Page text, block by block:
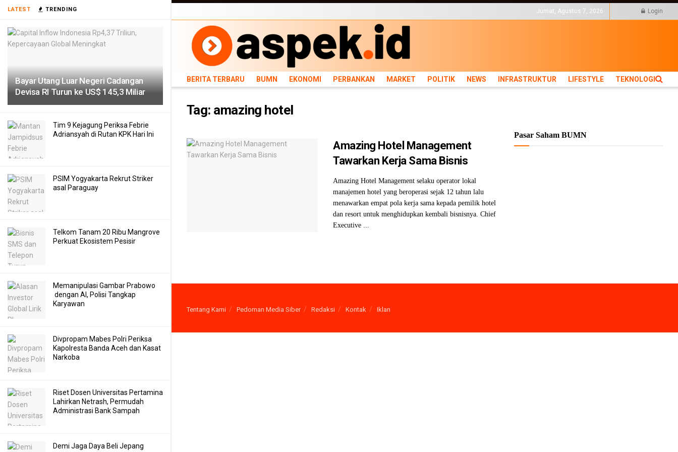
LATEST TRENDING
Bayar Utang Luar Negeri Cadangan
Devisa RI Turun ke US$ 145,3 Miliar
Tim 9 Kejagung Periksa Febrie
Adriansyah di Rutan KPK Hari Ini
PSIM Yogyakarta Rekrut Striker
asal Paraguay
Telkom Tanam 20 Ribu Mangrove
Perkuat Ekosistem Pesisir
Memanipulasi Gambar Prabowo
dengan AI, Polisi Tangkap
Karyawan
Divpropam Mabes Polri Periksa
Kapolresta Banda Aceh dan Kasat
Narkoba
Riset Dosen Universitas Pertamina
Lahirkan Netrash, Permudah
Administrasi Bank Sampah
Demi Jaga Daya Beli Jepang
BERITA TERBARU BUMN EKONOMI PERBANKAN MARKET POLITIK NEWS INFRASTRUKTUR LIFESTYLE
TEKNOLOGI
Jumat, Agustus 7, 2026 Login
BERITA TERBARU BUMN EKONOMI PERBANKAN MARKET POLITIK NEWS INFRASTRUKTUR LIFESTYLE TEKNOLOGI
Tag: amazing hotel
Amazing Hotel Management
Tawarkan Kerja Sama Bisnis
Amazing Hotel Management selaku operator lokal
manajemen hotel yang beroperasi sejak 12 tahun lalu
menawarkan empat pola kerja sama kepada pemilik hotel
dan resort untuk menghidupkan kembali bisnisnya. Chief
Executive ...
Pasar Saham BUMN
Tentang Kami Pedoman Media Siber Redaksi Kontak Iklan